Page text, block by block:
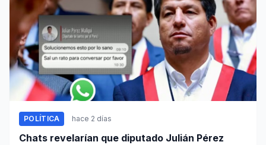
POLÍTICA hace 2 días
Chats revelarían que diputado Julián Pérez